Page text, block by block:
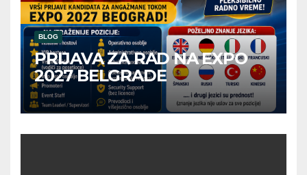
BLOG
PRIJAVA ZA RAD NA EXPO
2027 BELGRADE